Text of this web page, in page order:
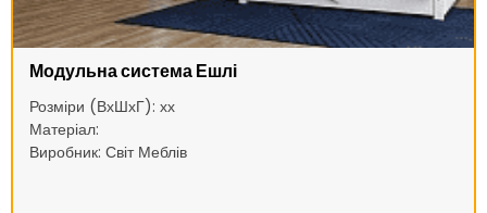
Модульна система Ешлі
Розміри (ВхШхГ): хх
Матеріал:
Виробник: Світ Меблів